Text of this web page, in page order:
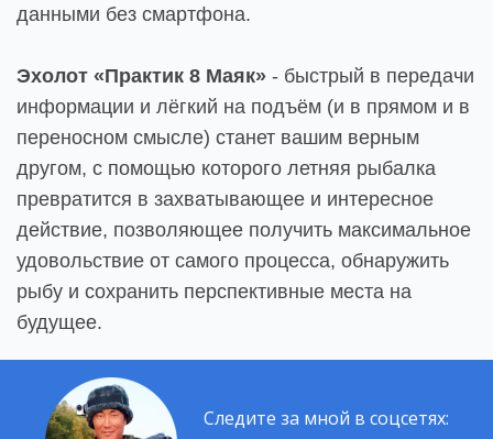
данными без смартфона.
Эхолот «Практик 8 Маяк» - быстрый в передачи
информации и лёгкий на подъём (и в прямом и в
переносном смысле) станет вашим верным
другом, с помощью которого летняя рыбалка
превратится в захватывающее и интересное
действие, позволяющее получить максимальное
удовольствие от самого процесса, обнаружить
рыбу и сохранить перспективные места на
будущее.
Следите за мной в соцсетях: